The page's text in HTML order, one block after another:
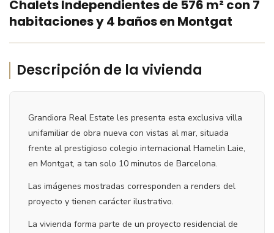
Chalets Independientes de 576 m² con 7
habitaciones y 4 baños en Montgat
Descripción de la vivienda
Grandiora Real Estate les presenta esta exclusiva villa
unifamiliar de obra nueva con vistas al mar, situada
frente al prestigioso colegio internacional Hamelin Laie,
en Montgat, a tan solo 10 minutos de Barcelona.
Las imágenes mostradas corresponden a renders del
proyecto y tienen carácter ilustrativo.
La vivienda forma parte de un proyecto residencial de